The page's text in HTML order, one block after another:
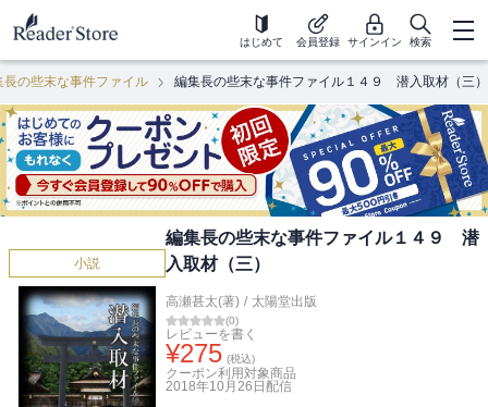
はじめて 会員登録 サインイン 検索
長の些末な事件ファイル 編集長の些末な事件ファイル１４９ 潜入取材（三）
小説
編集長の些末な事件ファイル１４９ 潜
入取材（三）
高瀬甚太(著) / 太陽堂出版
(0)
レビューを書く
¥275 (税込)
クーポン利用対象商品
2018年10月26日 配信